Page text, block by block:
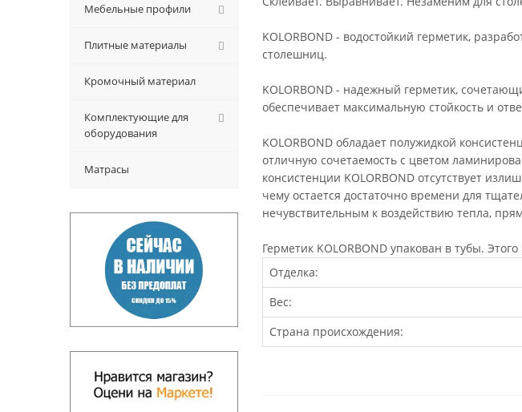
KOLORBOND - водостойкий герметик,
столешниц.
KOLORBOND - надежный герметик,
обеспечивает максимальную стойкость и
KOLORBOND обладает полужидкой
отличную сочетаемость с цветом
консистенции KOLORBOND отсутствует
чему остается достаточно времени для
нечувствительным к воздействию тепла,
Герметик KOLORBOND упакован в тубы.
Отделка:
Вес:
Страна происхождения:
Мебельные профили
Плитные материалы
Кромочный материал
Комплектующие для
оборудования
Матрасы